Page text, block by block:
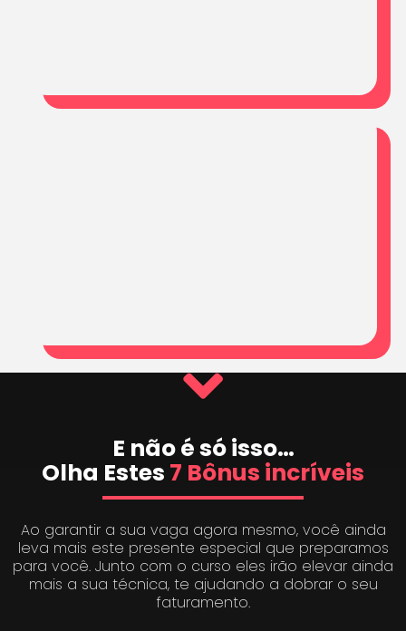
E não é só isso…
Olha Estes 7 Bônus incríveis
Ao garantir a sua vaga agora mesmo, você ainda
leva mais este presente especial que preparamos
para você. Junto com o curso eles irão elevar ainda
mais a sua técnica, te ajudando a dobrar o seu
faturamento.